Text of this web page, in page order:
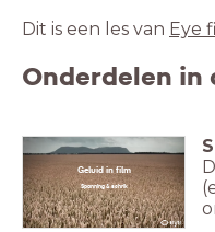
Dit is een les van Eye
Onderdelen in
Geluid in film
Spanning & schrik